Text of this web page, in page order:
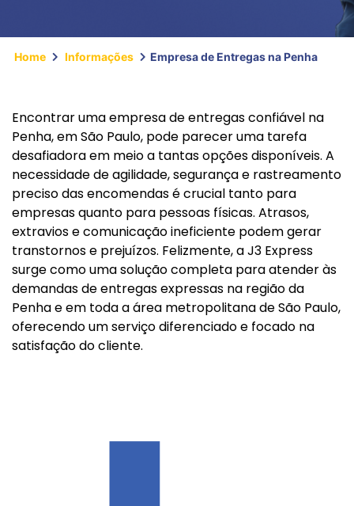
Home Informações Empresa de Entregas na Penha
Encontrar uma empresa de entregas confiável na
Penha, em São Paulo, pode parecer uma tarefa
desafiadora em meio a tantas opções disponíveis. A
necessidade de agilidade, segurança e rastreamento
preciso das encomendas é crucial tanto para
empresas quanto para pessoas físicas. Atrasos,
extravios e comunicação ineficiente podem gerar
transtornos e prejuízos. Felizmente, a J3 Express
surge como uma solução completa para atender às
demandas de entregas expressas na região da
Penha e em toda a área metropolitana de São Paulo,
oferecendo um serviço diferenciado e focado na
satisfação do cliente.